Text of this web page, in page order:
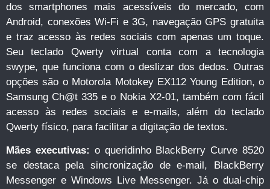
dos smartphones mais acessíveis do mercado, com
Android, conexões Wi-Fi e 3G, navegação GPS gratuita
e traz acesso às redes sociais com apenas um toque.
Seu teclado Qwerty virtual conta com a tecnologia
swype, que funciona com o deslizar dos dedos. Outras
opções são o Motorola Motokey EX112 Young Edition, o
Samsung Ch@t 335 e o Nokia X2-01, também com fácil
acesso às redes sociais e e-mails, além do teclado
Qwerty físico, para facilitar a digitação de textos.
Mães executivas: o queridinho BlackBerry Curve 8520
se destaca pela sincronização de e-mail, BlackBerry
Messenger e Windows Live Messenger. Já o dual-chip